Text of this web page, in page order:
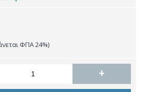
ΦΠΑ 24%)
+